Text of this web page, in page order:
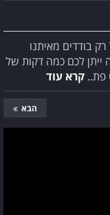
בודדים מאיתנו
לכם כמה דקות של
פת.. קרא עוד
הבא